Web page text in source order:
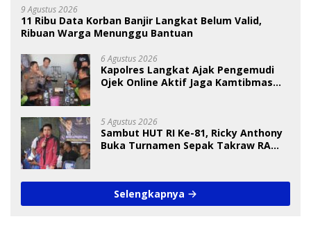
9 Agustus 2026
11 Ribu Data Korban Banjir Langkat Belum Valid,
Ribuan Warga Menunggu Bantuan
6 Agustus 2026
Kapolres Langkat Ajak Pengemudi
Ojek Online Aktif Jaga Kamtibmas
5 Agustus 2026
Sambut HUT RI Ke-81, Ricky Anthony
Buka Turnamen Sepak Takraw RA
Selengkapnya